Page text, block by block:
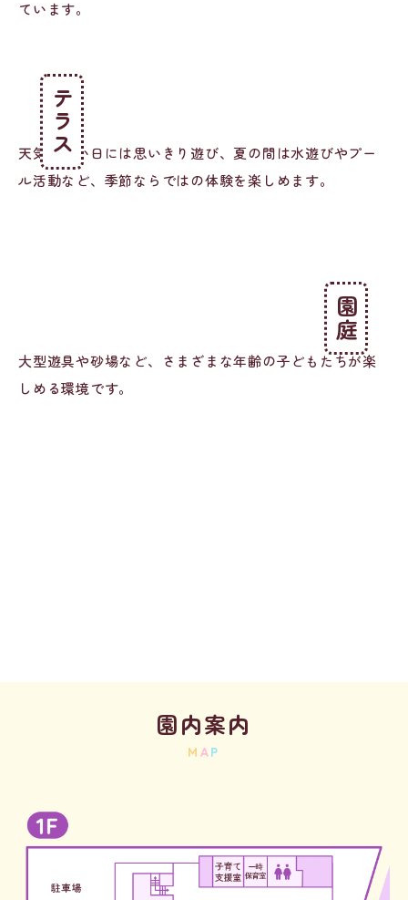
ています。
テラス
天気が良い日には思いきり遊び、夏の間は水遊びやプー
ル活動など、季節ならではの体験を楽しめます。
園庭
大型遊具や砂場など、さまざまな年齢の子どもたちが楽
しめる環境です。
園内案内
M AP